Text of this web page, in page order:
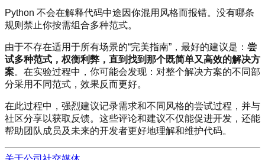
Python 不会在解释代码中途因你混用风格而报错。没有哪条
规则禁止你按需组合多种范式。
由于不存在适用于所有场景的“完美指南”，最好的建议是： 尝
试多种范式，权衡利弊，直到找到那个既简单又高效的解决方
案。在实验过程中，你可能会发现：对整个解决方案的不同部
分采用不同范式，效果反而更好。
在此过程中，强烈建议记录需求和不同风格的尝试过程，并与
社区分享以获取反馈。这些评论和建议不仅能促进开发，还能
帮助团队成员及未来的开发者更好地理解和维护代码。